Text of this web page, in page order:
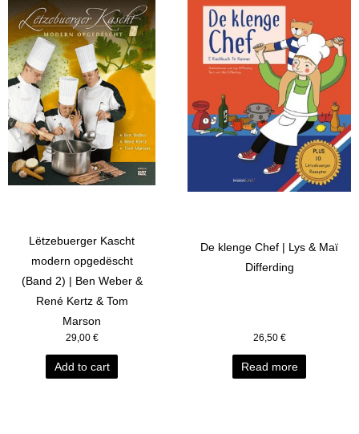
Lëtzebuerger Kascht
modern opgedëscht
(Band 2) | Ben Weber &
René Kertz & Tom
Marson
29,00 €
Add to cart
De klenge Chef | Lys & Maï
Differding
26,50 €
Read more